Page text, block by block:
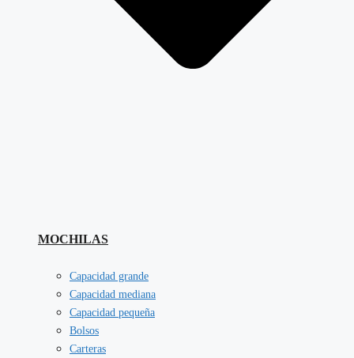
MOCHILAS
Capacidad grande
Capacidad mediana
Capacidad pequeña
Bolsos
Carteras